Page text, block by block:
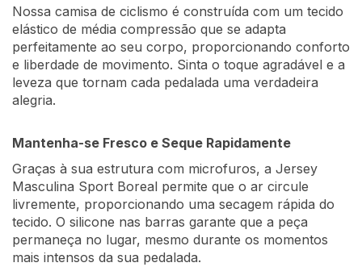
Nossa camisa de ciclismo é construída com um tecido
elástico de média compressão que se adapta
perfeitamente ao seu corpo, proporcionando conforto
e liberdade de movimento. Sinta o toque agradável e a
leveza que tornam cada pedalada uma verdadeira
alegria.
Mantenha-se Fresco e Seque Rapidamente
Graças à sua estrutura com microfuros, a Jersey
Masculina Sport Boreal permite que o ar circule
livremente, proporcionando uma secagem rápida do
tecido. O silicone nas barras garante que a peça
permaneça no lugar, mesmo durante os momentos
mais intensos da sua pedalada.